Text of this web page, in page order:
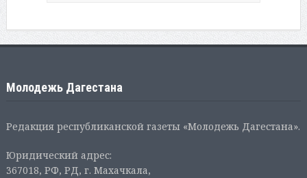
Молодежь Дагестана
Редакция республиканской газеты «Молодежь Дагестана».
Юридический адрес:
367018, РФ, РД, г. Махачкала,